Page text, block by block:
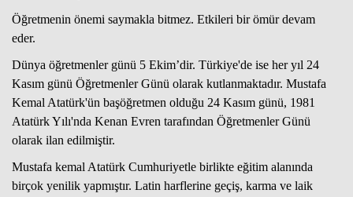
Öğretmenin önemi saymakla bitmez. Etkileri bir ömür devam
eder.
Dünya öğretmenler günü 5 Ekim’dir. Türkiye'de ise her yıl 24
Kasım günü Öğretmenler Günü olarak kutlanmaktadır. Mustafa
Kemal Atatürk'ün başöğretmen olduğu 24 Kasım günü, 1981
Atatürk Yılı'nda Kenan Evren tarafından Öğretmenler Günü
olarak ilan edilmiştir.
Mustafa kemal Atatürk Cumhuriyetle birlikte eğitim alanında
birçok yenilik yapmıştır. Latin harflerine geçiş, karma ve laik